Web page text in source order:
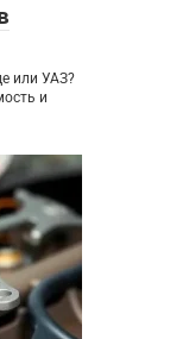
или УАЗ?
и